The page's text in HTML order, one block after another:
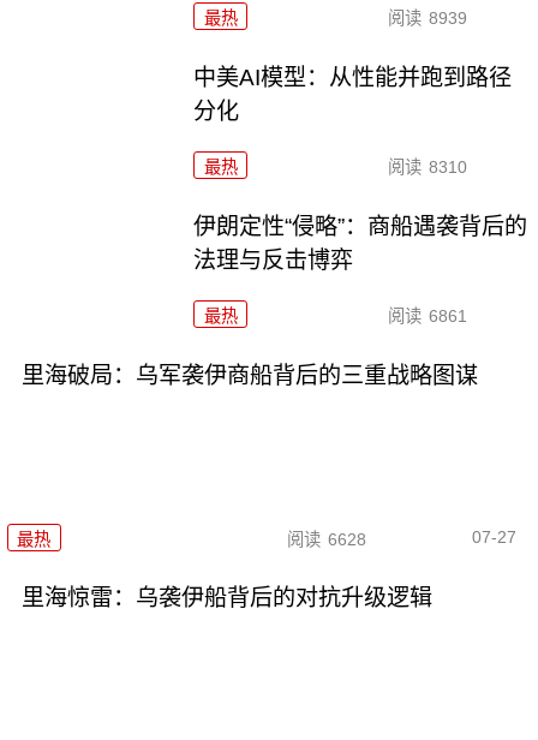
最热 阅读 8939
中美AI模型：从性能并跑到路径
分化
最热 阅读 8310
伊朗定性“侵略”：商船遇袭背后的
法理与反击博弈
最热 阅读 6861
里海破局：乌军袭伊商船背后的三重战略图谋
最热 阅读 6628 07-27
里海惊雷：乌袭伊船背后的对抗升级逻辑